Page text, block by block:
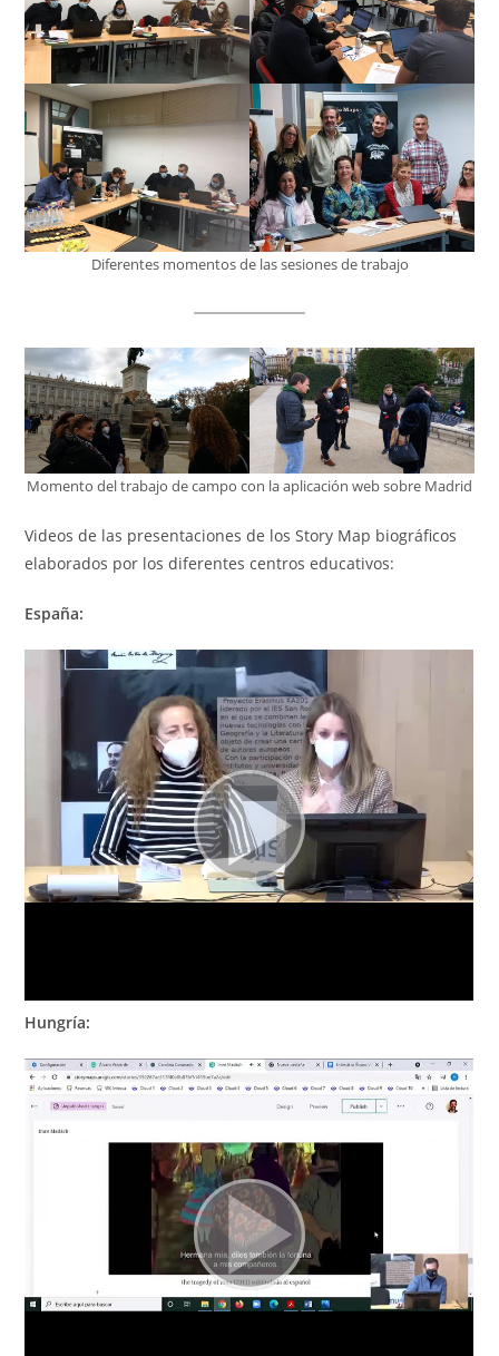
Diferentes momentos de las sesiones de trabajo
Momento del trabajo de campo con la aplicación web sobre Madrid
Videos de las presentaciones de los Story Map biográficos
elaborados por los diferentes centros educativos:
España:
Hungría: